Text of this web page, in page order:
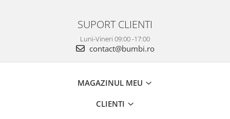
SUPORT CLIENTI
Luni-Vineri 09:00 -17:00
contact@bumbi.ro
MAGAZINUL MEU
CLIENTI